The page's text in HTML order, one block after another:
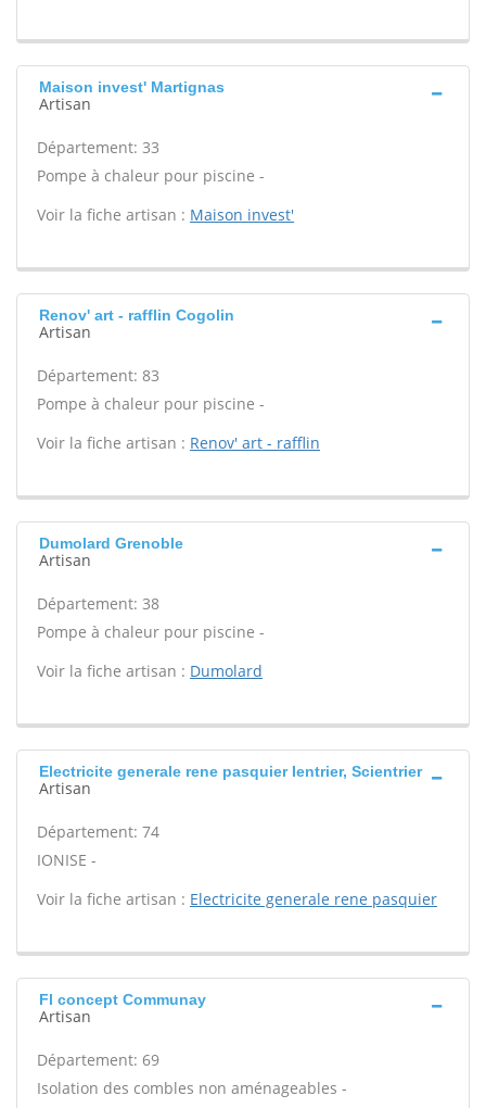
Maison invest' Martignas
Artisan
Département: 33
Pompe à chaleur pour piscine -
Voir la fiche artisan : Maison invest'
Renov' art - rafflin Cogolin
Artisan
Département: 83
Pompe à chaleur pour piscine -
Voir la fiche artisan : Renov' art - rafflin
Dumolard Grenoble
Artisan
Département: 38
Pompe à chaleur pour piscine -
Voir la fiche artisan : Dumolard
Electricite generale rene pasquier Ientrier, Scientrier
Artisan
Département: 74
IONISE -
Voir la fiche artisan : Electricite generale rene pasquier
Fl concept Communay
Artisan
Département: 69
Isolation des combles non aménageables -